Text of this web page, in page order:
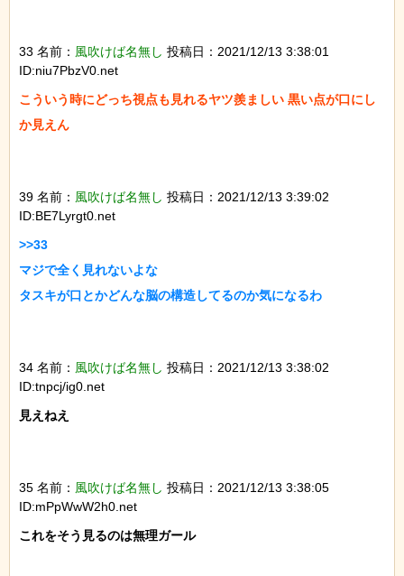
33 名前： 風吹けば名無し 投稿日：2021/12/13 3:38:01
ID:niu7PbzV0.net
こういう時にどっち視点も見れるヤツ羨ましい 黒い点が口にし
か見えん
39 名前： 風吹けば名無し 投稿日：2021/12/13 3:39:02
ID:BE7Lyrgt0.net
>>33
マジで全く見れないよな
タスキが口とかどんな脳の構造してるのか気になるわ
34 名前： 風吹けば名無し 投稿日：2021/12/13 3:38:02
ID:tnpcj/ig0.net
見えねえ
35 名前： 風吹けば名無し 投稿日：2021/12/13 3:38:05
ID:mPpWwW2h0.net
これをそう見るのは無理ガール